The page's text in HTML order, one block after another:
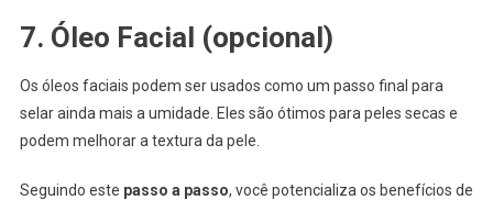
7. Óleo Facial (opcional)
Os óleos faciais podem ser usados como um passo final para
selar ainda mais a umidade. Eles são ótimos para peles secas e
podem melhorar a textura da pele.
Seguindo este passo a passo, você potencializa os benefícios de